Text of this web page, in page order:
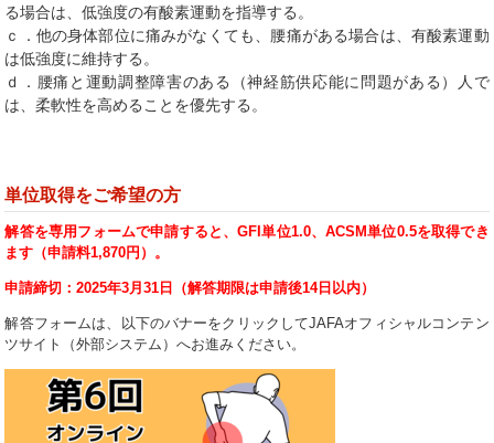
る場合は、低強度の有酸素運動を指導する。
ｃ．他の身体部位に痛みがなくても、腰痛がある場合は、有酸素運動
は低強度に維持する。
ｄ．腰痛と運動調整障害のある（神経筋供応能に問題がある）人で
は、柔軟性を高めることを優先する。
単位取得をご希望の方
解答を専用フォームで申請すると、GFI単位1.0、ACSM単位0.5を取得でき
ます（申請料1,870円）。
申請締切：2025年3月31日（解答期限は申請後14日以内）
解答フォームは、以下のバナーをクリックしてJAFAオフィシャルコンテン
ツサイト
（外部システム）へお進みください。